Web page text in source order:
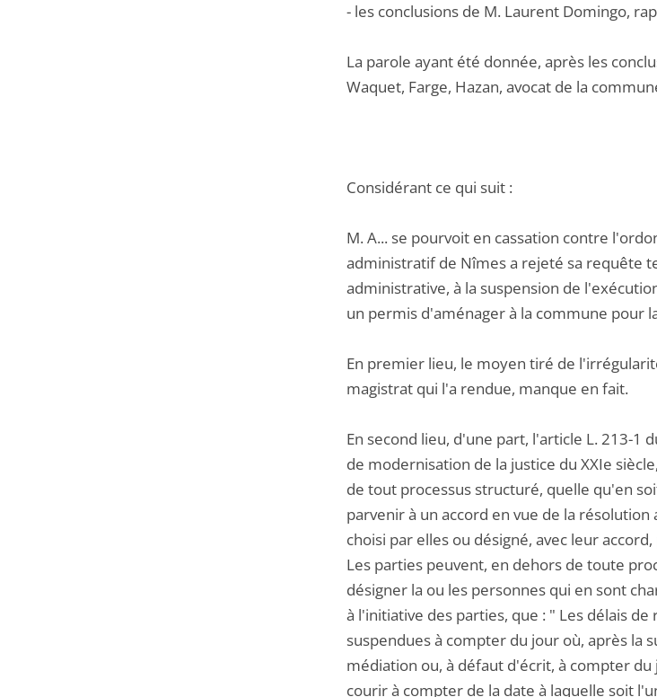
- les conclusions de M. Laurent Domingo,
La parole ayant été donnée, après les
Waquet, Farge, Hazan, avocat de la
Considérant ce qui suit :
M. A... se pourvoit en cassation contre
administratif de Nîmes a rejeté sa requête
administrative, à la suspension de
un permis d'aménager à la commune pour
En premier lieu, le moyen tiré de
magistrat qui l'a rendue, manque en fait.
En second lieu, d'une part, l'article L. 213-1
de modernisation de la justice du XXIe
de tout processus structuré, quelle qu'en
parvenir à un accord en vue de la
choisi par elles ou désigné, avec leur
Les parties peuvent, en dehors de toute
désigner la ou les personnes qui en sont
à l'initiative des parties, que : " Les délais
suspendues à compter du jour où, après la
médiation ou, à défaut d'écrit, à compter
courir à compter de la date à laquelle soit